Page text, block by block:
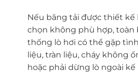
Nếu băng tải được thiết kế
chọn không phù hợp, toàn
thống lò hơi có thể gặp
liệu, tràn liệu, cháy không
hoặc phải dừng lò ngoài kế